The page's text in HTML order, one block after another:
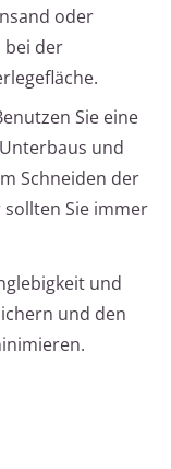
oder
bei der
Sie eine
und
Schneiden der
Sie immer
und
und den